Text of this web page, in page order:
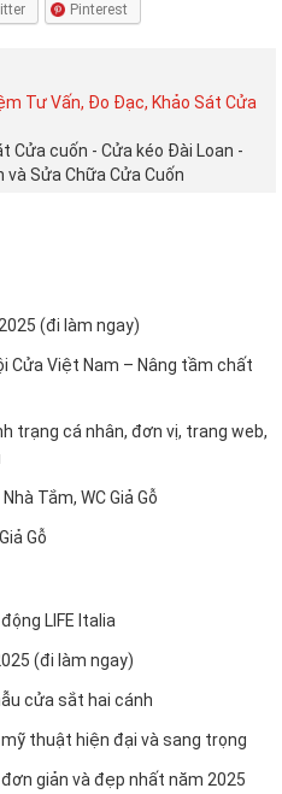
Tư Vấn, Đo Đạc, Khảo Sát Cửa
Cửa cuốn - Cửa kéo Đài Loan -
Sửa Chữa Cửa Cuốn
(đi làm ngay)
Cửa Việt Nam – Nâng tầm chất
trạng cá nhân, đơn vị, trang web,
Tắm, WC Giả Gỗ
Gỗ
LIFE Italia
(đi làm ngay)
cửa sắt hai cánh
thuật hiện đại và sang trọng
giản và đẹp nhất năm 2025